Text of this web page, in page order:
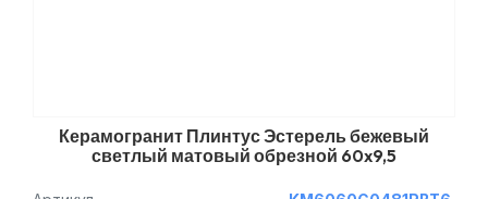
Керамогранит Плинтус Эстерель бежевый
светлый матовый обрезной 60x9,5